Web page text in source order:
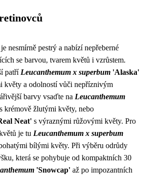
nesmírně pestrý a nabízí nepřeberné
se barvou, tvarem květů i vzrůstem.
patří Leucanthemum x superbum 'Alaska'
květy a odolností vůči nepříznivým
barvy vsaďte na Leucanthemum
s krémově žlutými květy, nebo
Neat' s výraznými růžovými květy. Pro
je tu Leucanthemum x superbum
bílými květy. Při výběru odrůdy
která se pohybuje od kompaktních 30
'Snowcap' až po impozantních